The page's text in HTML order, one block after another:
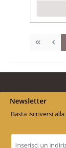
Newsletter
Basta iscriversi